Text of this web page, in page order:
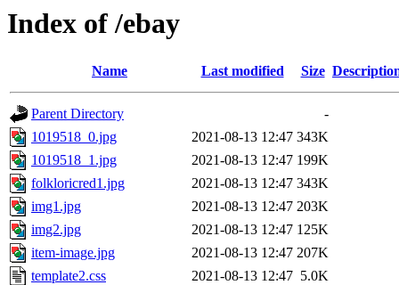
Index of /ebay
Name Last modified Size
Parent Directory
-
1019518_0.jpg
2021-08-13 12:47 343K
1019518_1.jpg
2021-08-13 12:47 199K
folkloricred1.jpg
2021-08-13 12:47 343K
img1.jpg
2021-08-13 12:47 203K
img2.jpg
2021-08-13 12:47 125K
item-image.jpg
2021-08-13 12:47 207K
template2.css
2021-08-13 12:47 5.0K